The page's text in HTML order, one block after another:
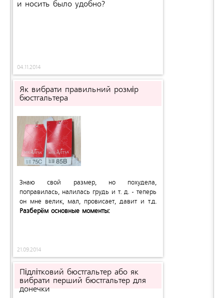
и носить было удобно?
04.11.2014
Як вибрати правильний розмір
бюстгальтера
Знаю свой размер, но похудела,
поправилась, налилась грудь и т. д. - теперь
он мне велик, мал, провисает, давит и т.д.
Разберём основные моменты:
21.09.2014
Підлітковий бюстгальтер або як
вибрати перший бюстгальтер для
донечки